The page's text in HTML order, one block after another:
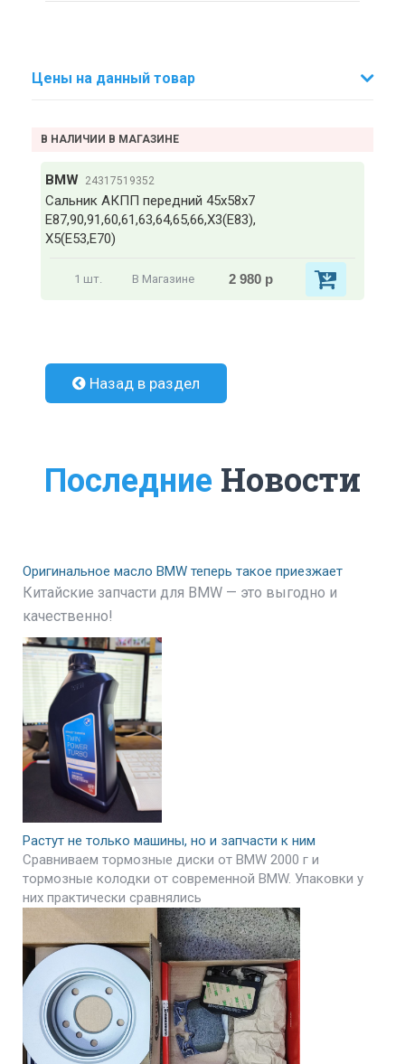
Цены на данный товар
В НАЛИЧИИ В МАГАЗИНЕ
BMW 24317519352
Сальник АКПП передний 45x58x7
Е87,90,91,60,61,63,64,65,66,Х3(E83),
X5(E53,E70)
1 шт. В Магазине 2 980 р
Назад в раздел
Последние Новости
Оригинальное масло BMW теперь такое приезжает
Китайские запчасти для BMW — это выгодно и
качественно!
Растут не только машины, но и запчасти к ним
Сравниваем тормозные диски от BMW 2000 г и
тормозные колодки от современной BMW. Упаковки у
них практически сравнялись